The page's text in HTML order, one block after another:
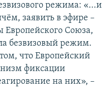
режима: «...и
заявить в эфире –
Европейского Союза,
безвизовый режим.
что Европейский
фиксации
на них», –